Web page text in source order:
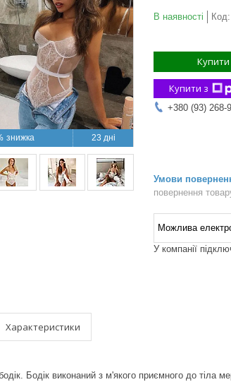
23 дні
В наявності Код:
Купити
Купити з
+380 (93) 268-
повернення
У компанії
Характеристики
Бодік виконаний з м'якого приємного до тіла